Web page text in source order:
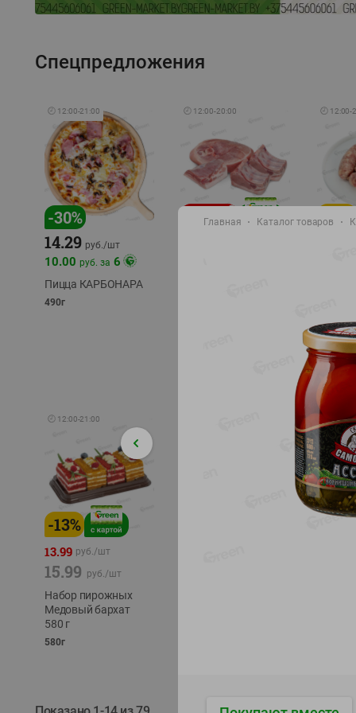
Спецпредложения
🕘 12:00-21:00
-30%
14.29 руб./шт
10.00 руб. за 6
Пицца КАРБОНАРА
490г
🕘 12:00-20:00 🕘 12:00-
-17%
🕘 12:00-21:00
-13%
13.99 руб./шт
15.99 руб./шт
Набор пирожных
Медовый бархат
580 г
580г
%
Главная Каталог товаров